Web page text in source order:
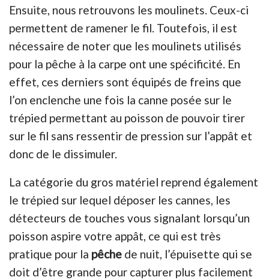
Ensuite, nous retrouvons les moulinets. Ceux-ci
permettent de ramener le fil. Toutefois, il est
nécessaire de noter que les moulinets utilisés
pour la pêche à la carpe ont une spécificité. En
effet, ces derniers sont équipés de freins que
l’on enclenche une fois la canne posée sur le
trépied permettant au poisson de pouvoir tirer
sur le fil sans ressentir de pression sur l’appât et
donc de le dissimuler.
La catégorie du gros matériel reprend également
le trépied sur lequel déposer les cannes, les
détecteurs de touches vous signalant lorsqu’un
poisson aspire votre appât, ce qui est très
pratique pour la pêche de nuit, l’épuisette qui se
doit d’être grande pour capturer plus facilement